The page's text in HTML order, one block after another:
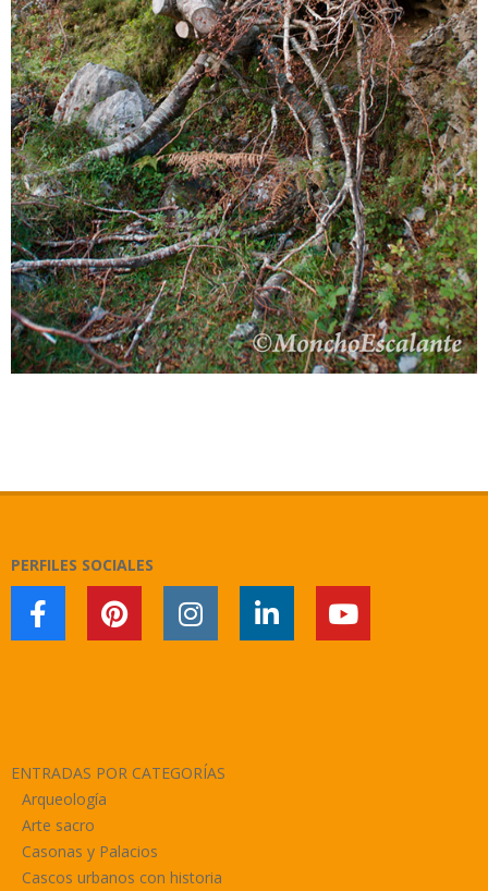
PERFILES SOCIALES
ENTRADAS POR CATEGORÍAS
Arqueología
Arte sacro
Casonas y Palacios
Cascos urbanos con historia